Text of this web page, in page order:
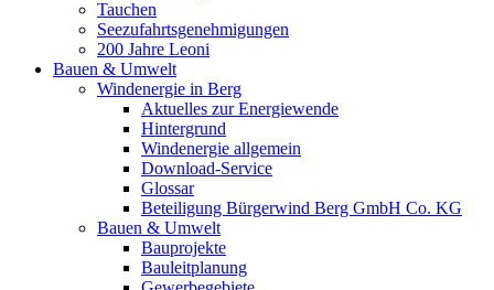
Tauchen
Seezufahrtsgenehmigungen
200 Jahre Leoni
Bauen & Umwelt
Windenergie in Berg
Aktuelles zur Energiewende
Hintergrund
Windenergie allgemein
Download-Service
Glossar
Beteiligung Bürgerwind Berg GmbH Co. KG
Bauen & Umwelt
Bauprojekte
Bauleitplanung